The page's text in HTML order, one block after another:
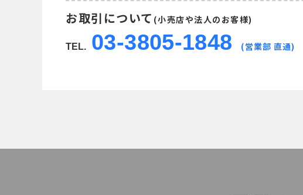
お取引について (小売店や法人のお客様)
TEL. 03-3805-1848 (営業部 直通)